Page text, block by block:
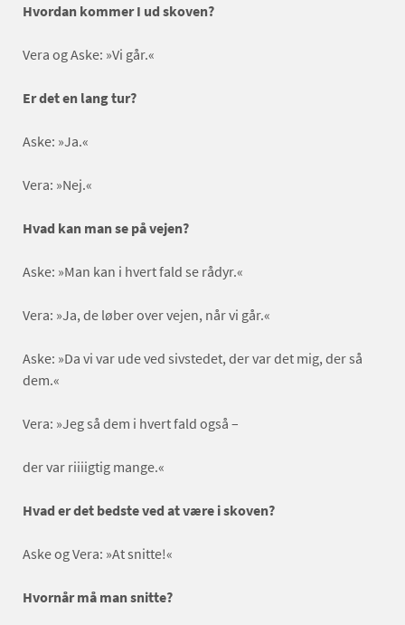
Hvordan kommer I ud skoven?
Vera og Aske: »Vi går.«
Er det en lang tur?
Aske: »Ja.«
Vera: »Nej.«
Hvad kan man se på vejen?
Aske: »Man kan i hvert fald se rådyr.«
Vera: »Ja, de løber over vejen, når vi går.«
Aske: »Da vi var ude ved sivstedet, der var det mig, der så
dem.«
Vera: »Jeg så dem i hvert fald også –
der var riiiigtig mange.«
Hvad er det bedste ved at være i skoven?
Aske og Vera: »At snitte!«
Hvornår må man snitte?